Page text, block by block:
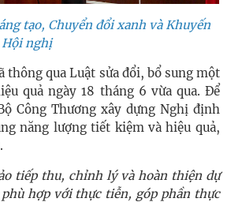
tạo, Chuyển đổi xanh và Khuyến
Hội nghị
thông qua Luật sửa đổi, bổ sung một
quả ngày 18 tháng 6 vừa qua. Để
Công Thương xây dựng Nghị định
năng lượng tiết kiệm và hiệu quả,
tiếp thu, chỉnh lý và hoàn thiện dự
hợp với thực tiễn, góp phần thực